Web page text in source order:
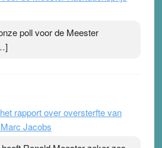
poll voor de Meester
rapport over oversterfte van
Jacobs